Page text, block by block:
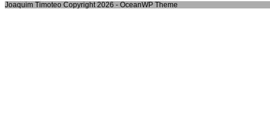
Joaquim Timoteo Copyright 2026 - OceanWP Theme